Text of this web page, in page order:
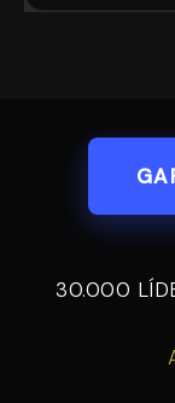
30.000